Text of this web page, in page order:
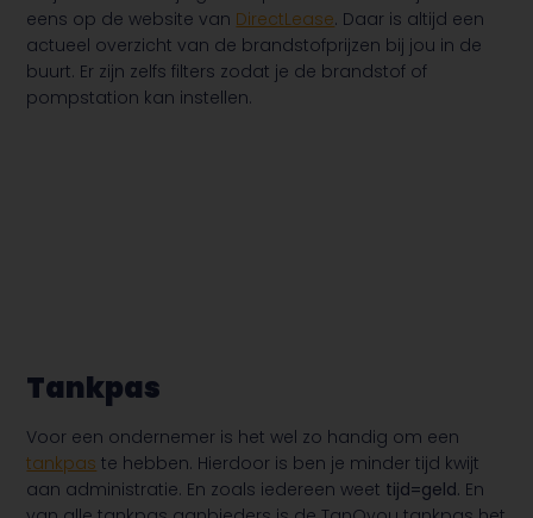
eens op de website van DirectLease. Daar is altijd een
actueel overzicht van de brandstofprijzen bij jou in de
buurt. Er zijn zelfs filters zodat je de brandstof of
pompstation kan instellen.
Tankpas
Voor een ondernemer is het wel zo handig om een
tankpas te hebben. Hierdoor is ben je minder tijd kwijt
aan administratie. En zoals iedereen weet tijd=geld. En